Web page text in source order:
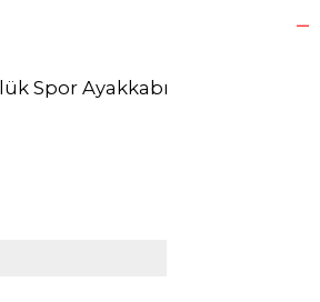
Spor Ayakkabı